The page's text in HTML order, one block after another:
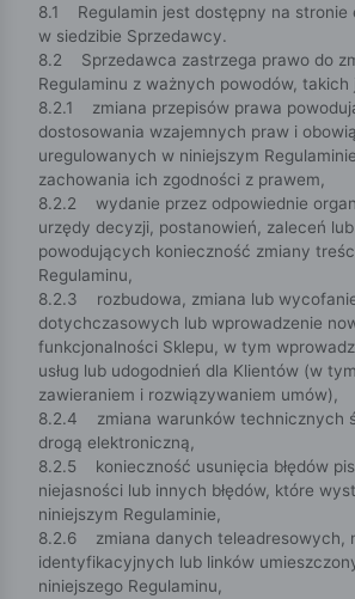
8.1 Regulamin jest dostępny na stronie
w siedzibie Sprzedawcy.
8.2 Sprzedawca zastrzega prawo do
Regulaminu z ważnych powodów, takich
8.2.1 zmiana przepisów prawa
dostosowania wzajemnych praw i
uregulowanych w niniejszym
zachowania ich zgodności z prawem,
8.2.2 wydanie przez odpowiednie
urzędy decyzji, postanowień, zaleceń
powodujących konieczność zmiany
Regulaminu,
8.2.3 rozbudowa, zmiana lub
dotychczasowych lub wprowadzenie
funkcjonalności Sklepu, w tym
usług lub udogodnień dla Klientów (w
zawieraniem i rozwiązywaniem umów),
8.2.4 zmiana warunków technicznych
drogą elektroniczną,
8.2.5 konieczność usunięcia błędów
niejasności lub innych błędów, które
niniejszym Regulaminie,
8.2.6 zmiana danych teleadresowych,
identyfikacyjnych lub linków
niniejszego Regulaminu,